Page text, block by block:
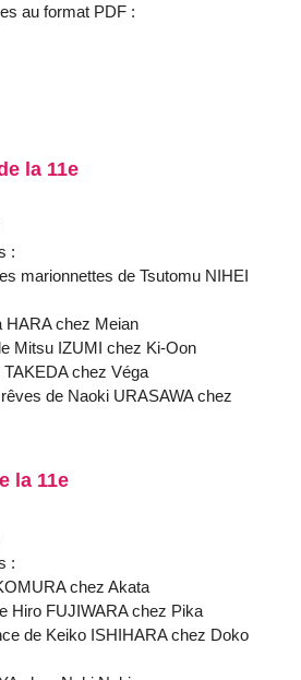
au format PDF :
la 11e
:
marionnettes de Tsutomu NIHEI
HARA chez Meian
Mitsu IZUMI chez Ki-Oon
chez Véga
de Naoki URASAWA chez
la 11e
:
chez Akata
Hiro FUJIWARA chez Pika
de Keiko ISHIHARA chez Doko